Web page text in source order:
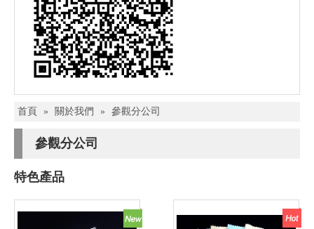
首頁 » 關於我們 » 參觀分公司
參觀分公司
特色產品